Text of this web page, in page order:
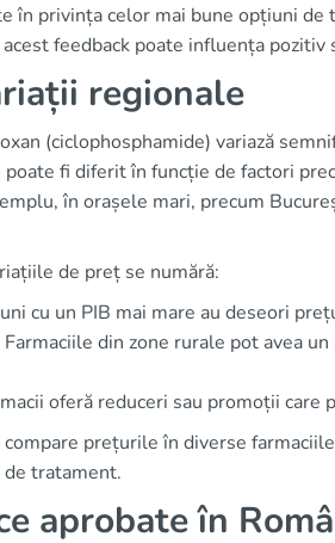
în privința celor mai bune opțiuni
feedback poate influența
regionale
(ciclophosphamide) variază
fi diferit în funcție de factori
în orașele mari, precum
de preț se numără:
cu un PIB mai mare au deseori
din zone rurale pot avea
oferă reduceri sau promoții care
prețurile în diverse
tratament.
aprobate în